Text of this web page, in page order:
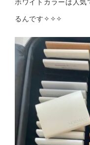
ホワイトカラーは人
るんです✧✧✧